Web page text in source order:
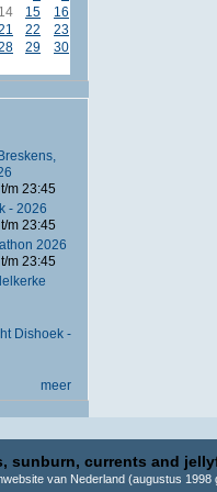
14 15
16
22
23
29
30
m 23:45
- 2026
m 23:45
2026
m 23:45
Dishoek -
meer
sunburn, currents and
van Nederland (augustus 1998